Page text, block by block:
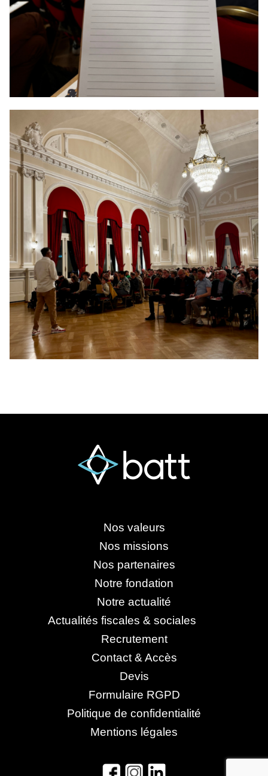
Nos valeurs
Nos missions
Nos partenaires
Notre fondation
Notre actualité
Actualités fiscales & sociales
Recrutement
Contact & Accès
Devis
Formulaire RGPD
Politique de confidentialité
Mentions légales